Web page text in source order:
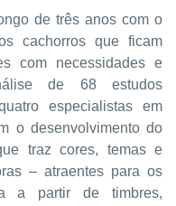
de três anos com o
cachorros que ficam
com necessidades e
de 68 estudos
especialistas em
o desenvolvimento do
traz cores, temas e
– atraentes para os
a partir de timbres,